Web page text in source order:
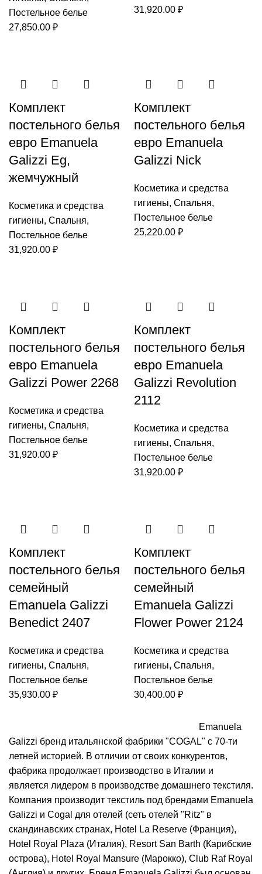
Постельное белье
27,850.00 ₽
31,920.00 ₽
Комплект
постельного белья
евро Emanuela
Galizzi Eg,
жемчужный
Косметика и средства
гигиены, Спальня,
Постельное белье
31,920.00 ₽
Комплект
постельного белья
евро Emanuela
Galizzi Nick
Косметика и средства
гигиены, Спальня,
Постельное белье
25,220.00 ₽
Комплект
постельного белья
евро Emanuela
Galizzi Power 2268
Косметика и средства
гигиены, Спальня,
Постельное белье
31,920.00 ₽
Комплект
постельного белья
евро Emanuela
Galizzi Revolution
2112
Косметика и средства
гигиены, Спальня,
Постельное белье
31,920.00 ₽
Комплект
постельного белья
семейный
Emanuela Galizzi
Benedict 2407
Косметика и средства
гигиены, Спальня,
Постельное белье
35,930.00 ₽
Комплект
постельного белья
семейный
Emanuela Galizzi
Flower Power 2124
Косметика и средства
гигиены, Спальня,
Постельное белье
30,400.00 ₽
Emanuela
Galizzi бренд итальянской фабрики "COGAL" с 70-ти
летней историей. В отличии от своих конкурентов,
фабрика продолжает производство в Италии и
является лидером в производстве домашнего текстиля.
Компания производит текстиль под брендами Emanuela
Galizzi и Cogal для отелей (сеть отелей "Ritz" в
скандинавских странах, Hotel La Reserve (Франция),
Hotel Royal Plaza (Италия), Resort San Barth (Карибские
острова), Hotel Royal Mansure (Марокко), Club Raf Royal